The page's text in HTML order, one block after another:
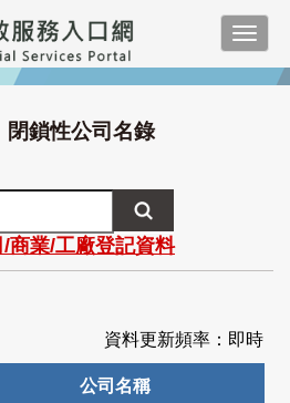
閉鎖性公司名錄
/商業/工廠登記資料
資料更新頻率：即時
公司名稱